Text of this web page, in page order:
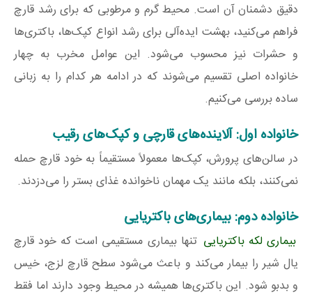
دقیق دشمنان آن است. محیط گرم و مرطوبی که برای رشد قارچ
فراهم می‌کنید، بهشت ایده‌آلی برای رشد انواع کپک‌ها، باکتری‌ها
و حشرات نیز محسوب می‌شود. این عوامل مخرب به چهار
خانواده اصلی تقسیم می‌شوند که در ادامه هر کدام را به زبانی
ساده بررسی می‌کنیم.
خانواده اول: آلاینده‌های قارچی و کپک‌های رقیب
در سالن‌های پرورش، کپک‌ها معمولاً مستقیماً به خود قارچ حمله
نمی‌کنند، بلکه مانند یک مهمان ناخوانده غذای بستر را می‌دزدند.
خانواده دوم: بیماری‌های باکتریایی
بیماری لکه باکتریایی تنها بیماری مستقیمی است که خود قارچ
یال شیر را بیمار می‌کند و باعث می‌شود سطح قارچ لزج، خیس
و بدبو شود. این باکتری‌ها همیشه در محیط وجود دارند اما فقط